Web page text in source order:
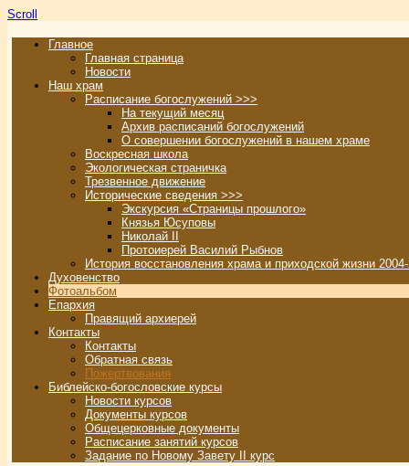
Scroll
Главное
Главная страница
Новости
Наш храм
Расписание богослужений >>>
На текущий месяц
Архив расписаний богослужений
О совершении богослужений в нашем храме
Воскресная школа
Экологическая страничка
Трезвенное движение
Исторические сведения >>>
Экскурсия «Страницы прошлого»
Князья Юсуповы
Николай II
Протоиерей Василий Рыбнов
История восстановления храма и приходской жизни
Духовенство
Фотоальбом
Епархия
Правящий архиерей
Контакты
Контакты
Обратная связь
Пожертвования
Библейско-богословские курсы
Новости курсов
Документы курсов
Общецерковные документы
Расписание занятий курсов
Задание по Новому Завету II курс